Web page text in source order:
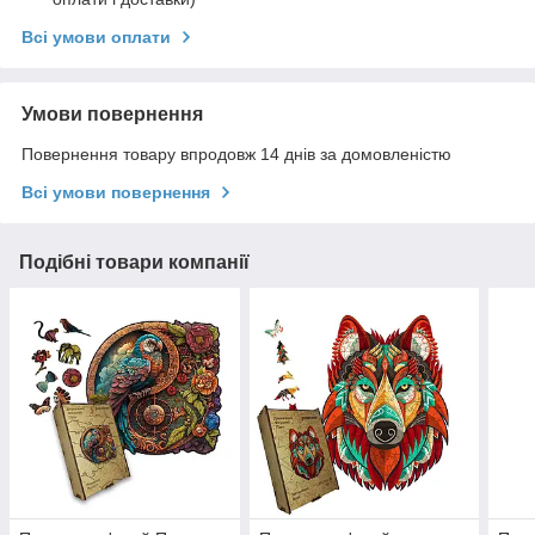
Всі умови оплати
Умови повернення
Повернення товару впродовж 14 днів за домовленістю
Всі умови повернення
Подібні товари компанії